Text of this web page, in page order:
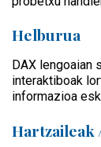
Helburua
DAX lengoaian
interaktiboak
informazioa
Hartzaileak